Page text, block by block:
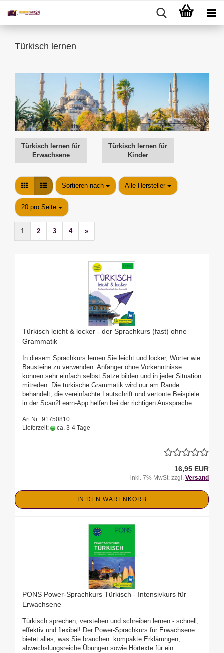
Türkisch lernen
Türkisch lernen für
Erwachsene
Türkisch lernen für
Kinder
Sortieren nach
Sortieren nach Alle Hersteller
20 pro Seite
pro Seite
1 2 3 4 »
Türkisch leicht & locker - der Sprachkurs (fast) ohne
Grammatik
In diesem Sprachkurs lernen Sie leicht und locker, Wörter wie
Bausteine zu verwenden. Anfänger ohne Vorkenntnisse
können sehr einfach selbst Sätze bilden und in jeder Situation
mitreden. Die türkische Grammatik wird nur am Rande
behandelt, die vereinfachte Lautschrift und vertonte Beispiele
in der Scan2Learn-App helfen bei der richtigen Aussprache.
Art.Nr.: 91750810
Lieferzeit:
ca. 3-4 Tage
16,95 EUR
inkl. 7% MwSt. zzgl. Versand
IN DEN WARENKORB
PONS Power-Sprachkurs Türkisch - Intensivkurs für
Erwachsene
Türkisch sprechen, verstehen und schreiben lernen - schnell,
effektiv und flexibel! Der Power-Sprachkurs für Erwachsene
bietet alles, was Sie brauchen: kompakte Erklärungen,
abwechslungsreiche Übungen sowie Hörtexte für ein